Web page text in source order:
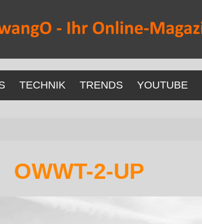
TECHNIK TRENDS YOUTUBE
OWWT-2-UP